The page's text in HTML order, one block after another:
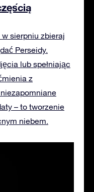
sierpniu zbieraj
Perseidy.
lub spełniając
z
– to tworzenie
niebem.